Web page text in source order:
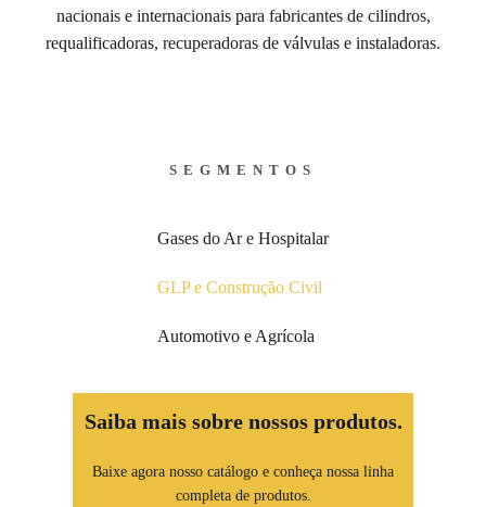
nacionais e internacionais para fabricantes de cilindros,
requalificadoras, recuperadoras de válvulas e instaladoras.
SEGMENTOS
Gases do Ar e Hospitalar
GLP e Construção Civil
Automotivo e Agrícola
Saiba mais sobre nossos produtos.
Baixe agora nosso catálogo e conheça nossa linha
completa de produtos.